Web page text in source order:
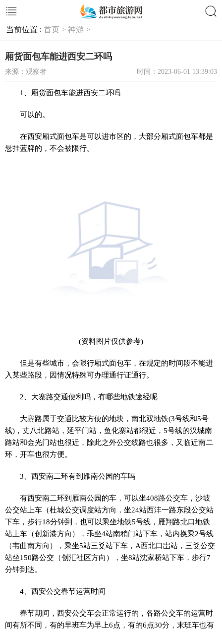
当前位置 : 首页 > 神游 >
厢货面包车能进西安二环吗
来源：观察者 时间：2023-06-01 13:39:03
1、厢货面包车能进西安二环吗
可以的。
在西安厢式面包车是可以进市区的，大部分厢式面包车都是
悬挂蓝牌的，不会被限行。
(资料图片仅供参考)
但是有些城市，会限行厢式面包车，在规定的时间段不能进
入某些路段，因情况特殊可办理通行证通行。
2、大寨路交通便利吗，有哪些地铁途经呢
大寨路属于交通比较方便的地块，南北双地铁(3号线和5号
线)，丈八北路站，延平门站，鱼化寨站都很近，5号线的汉城南
路站和金光门站也很近，除此之外公交线路也很多，又临近南二
环，开车也很方便。
3、西安南二环有到雁南公园的车吗
有西安南二环到雁南公园的车，可以坐408路公交车，沙坡
公交站上车（杜城公交调度站方向，坐24站西沣一路东段公交站
下车，步行18分钟到，也可以乘坐地铁5号线，雁翔路北口地铁
站上车（创新港方向），乖坐4站南稍门站下车，站内换乘2号线
（韦曲南方向），乘坐5站三爻站下车，A西北口岀站，三爻公交
站坐150路公交（创汇社区方向），坐8站沈家桥站下车，步行7
分钟到达。
4、西安公交春节运营时间
春节期间，西安公交车会正常运行的，各路公交车的运营时
间有所不同，有的早班车为早上6点，有的6点30分，末班车也有